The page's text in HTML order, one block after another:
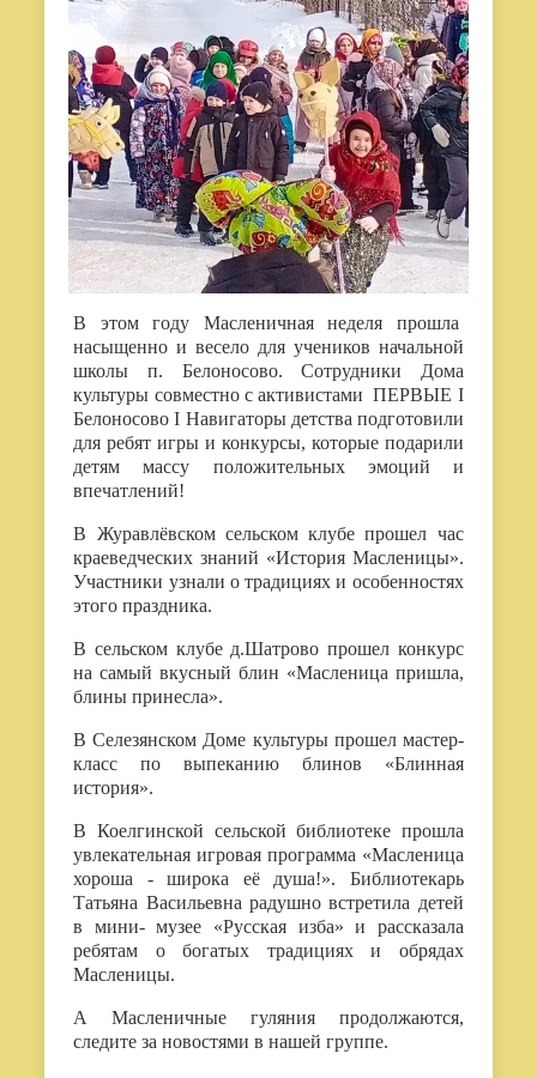
В этом году Масленичная неделя прошла
насыщенно и весело для учеников начальной
школы п. Белоносово. Сотрудники Дома
культуры совместно с активистами ПЕРВЫЕ I
Белоносово I Навигаторы детства подготовили
для ребят игры и конкурсы, которые подарили
детям массу положительных эмоций и
впечатлений!
В Журавлёвском сельском клубе прошел час
краеведческих знаний «История Масленицы».
Участники узнали о традициях и особенностях
этого праздника.
В сельском клубе д.Шатрово прошел конкурс
на самый вкусный блин «Масленица пришла,
блины принесла».
В Селезянском Доме культуры прошел мастер-
класс по выпеканию блинов «Блинная
история».
В Коелгинской сельской библиотеке прошла
увлекательная игровая программа «Масленица
хороша - широка её душа!». Библиотекарь
Татьяна Васильевна радушно встретила детей
в мини- музее «Русская изба» и рассказала
ребятам о богатых традициях и обрядах
Масленицы.
А Масленичные гуляния продолжаются,
следите за новостями в нашей группе.